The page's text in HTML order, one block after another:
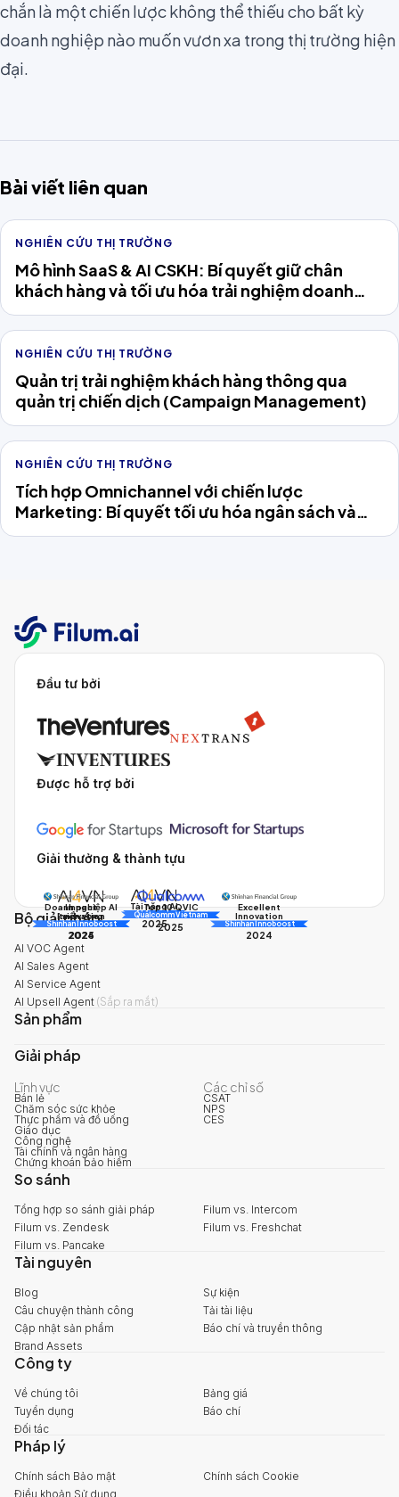
chắn là một chiến lược không thể thiếu cho bất kỳ
doanh nghiệp nào muốn vươn xa trong thị trường hiện
đại.
Bài viết liên quan
NGHIÊN CỨU THỊ TRƯỜNG
Mô hình SaaS & AI CSKH: Bí quyết giữ chân
khách hàng và tối ưu hóa trải nghiệm doanh
nghiệp Việt
NGHIÊN CỨU THỊ TRƯỜNG
Quản trị trải nghiệm khách hàng thông qua
quản trị chiến dịch (Campaign Management)
NGHIÊN CỨU THỊ TRƯỜNG
Tích hợp Omnichannel với chiến lược
Marketing: Bí quyết tối ưu hóa ngân sách và
chinh phục khách hàng
Đầu tư bởi
Được hỗ trợ bởi
Giải thưởng & thành tựu
Doanh nghiệp AI
triển vọng
AI Awards
2025
Tài năng AI
AI Awards
2025
Excellent
Innovation
Shinhan Innoboost
2024
Impact
Innovation
Shinhan Innoboost
2024
Top 10 QVIC
Qualcomm Vietnam
2025
Bộ giải pháp
AI VOC Agent
AI Sales Agent
AI Service Agent
AI Upsell Agent (Sắp ra mắt)
Sản phẩm
Giải pháp
Lĩnh vực
Bán lẻ
Chăm sóc sức khỏe
Thực phẩm và đồ uống
Giáo dục
Công nghệ
Tài chính và ngân hàng
Chứng khoán bảo hiểm
Các chỉ số
CSAT
NPS
CES
So sánh
Tổng hợp so sánh giải pháp
Filum vs. Intercom
Filum vs. Zendesk
Filum vs. Freshchat
Filum vs. Pancake
Tài nguyên
Blog
Sự kiện
Câu chuyện thành công
Tải tài liệu
Cập nhật sản phẩm
Báo chí và truyền thông
Brand Assets
Công ty
Về chúng tôi
Bảng giá
Tuyển dụng
Báo chí
Đối tác
Pháp lý
Chính sách Bảo mật
Chính sách Cookie
Điều khoản Sử dụng